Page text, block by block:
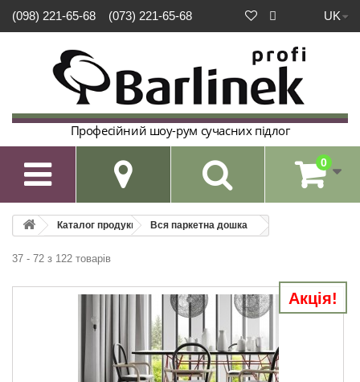
UK
(098) 221-65-68 (073) 221-65-68
Професійний шоу-рум сучасних підлог
 0
Каталог продукції Вся паркетна дошка
Акція!
37 - 72 з 122 товарів